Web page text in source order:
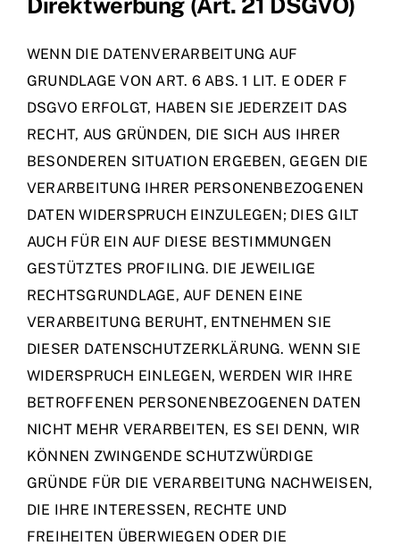
WENN DIE DATENVERARBEITUNG AUF
GRUNDLAGE VON ART. 6 ABS. 1 LIT. E ODER F
DSGVO ERFOLGT, HABEN SIE JEDERZEIT DAS
RECHT, AUS GRÜNDEN, DIE SICH AUS IHRER
BESONDEREN SITUATION ERGEBEN, GEGEN DIE
VERARBEITUNG IHRER PERSONENBEZOGENEN
DATEN WIDERSPRUCH EINZULEGEN; DIES GILT
AUCH FÜR EIN AUF DIESE BESTIMMUNGEN
GESTÜTZTES PROFILING. DIE JEWEILIGE
RECHTSGRUNDLAGE, AUF DENEN EINE
VERARBEITUNG BERUHT, ENTNEHMEN SIE
DIESER DATENSCHUTZERKLÄRUNG. WENN SIE
WIDERSPRUCH EINLEGEN, WERDEN WIR IHRE
BETROFFENEN PERSONENBEZOGENEN DATEN
NICHT MEHR VERARBEITEN, ES SEI DENN, WIR
KÖNNEN ZWINGENDE SCHUTZWÜRDIGE
GRÜNDE FÜR DIE VERARBEITUNG NACHWEISEN,
DIE IHRE INTERESSEN, RECHTE UND
FREIHEITEN ÜBERWIEGEN ODER DIE